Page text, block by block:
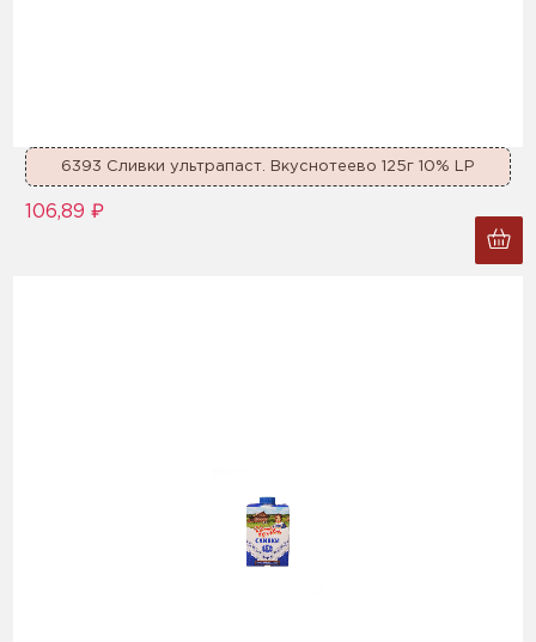
6393 Сливки ультрапаст. Вкуснотеево 125г 10% LP
106,89 ₽